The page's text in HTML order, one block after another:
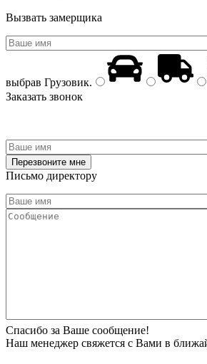
Вызвать замерщика
выбрав Грузовик.
Заказать звонок
Письмо директору
Спасибо за Ваше сообщение!
Наш менеджер свяжется с Вами в